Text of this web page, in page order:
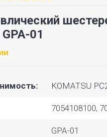
01
KOMATSU
7054108100,
GPA-01